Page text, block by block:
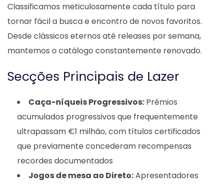
Classificamos meticulosamente cada título para
tornar fácil a busca e encontro de novos favoritos.
Desde clássicos eternos até releases por semana,
mantemos o catálogo constantemente renovado.
Secções Principais de Lazer
Caça-níqueis Progressivos: Prémios
acumulados progressivos que frequentemente
ultrapassam €1 milhão, com títulos certificados
que previamente concederam recompensas
recordes documentados
Jogos de mesa ao Direto:Apresentadores